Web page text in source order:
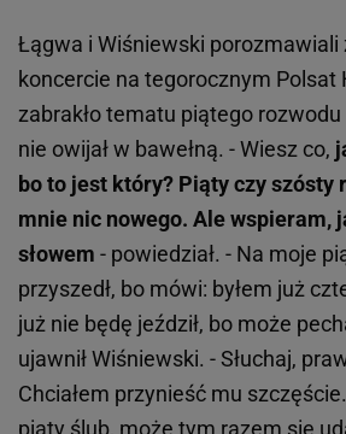
Łągwa i Wiśniewski porozmawiali
koncercie na tegorocznym Polsat
zabrakło tematu piątego
nie owijał w bawełną. - Wiesz co,
bo to jest który? Piąty czy szósty
mnie nic nowego. Ale wspieram,
słowem - powiedział. - Na moje
przyszedł, bo mówi: byłem już
już nie będę jeździł, bo może
ujawnił Wiśniewski. - Słuchaj,
Chciałem przynieść mu